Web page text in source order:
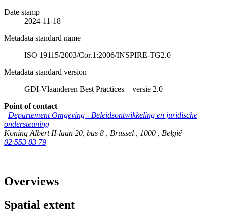
Date stamp
2024-11-18
Metadata standard name
ISO 19115/2003/Cor.1:2006/INSPIRE-TG2.0
Metadata standard version
GDI-Vlaanderen Best Practices – versie 2.0
Point of contact
Departement Omgeving - Beleidsontwikkeling en juridische
ondersteuning
Koning Albert II-laan 20, bus 8
Brussel 1000
België
02 553 83 79
Overviews
Spatial extent